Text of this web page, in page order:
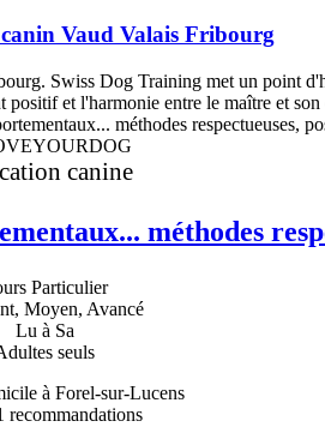
Vaud Valais Fribourg
Swiss Dog Training met un point
positif et l'harmonie entre le maître et son
canine
méthodes
Particulier
Moyen, Avancé
Lu à Sa
seuls
à Forel-sur-Lucens
recommandations